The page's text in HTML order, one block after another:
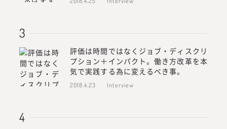
評価は時間ではなくジョブ・ディスクリ
プション＋インパクト。働き方改革を本
気で実践する為に変えるべき事。
2018.4.23 Interview